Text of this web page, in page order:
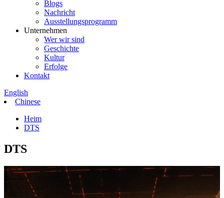
Blogs
Nachricht
Ausstellungsprogramm
Unternehmen
Wer wir sind
Geschichte
Kultur
Erfolge
Kontakt
English
Chinese
Heim
DTS
DTS